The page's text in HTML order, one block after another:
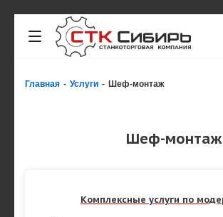
Главная - Услуги - Шеф-монтаж
Шеф-монтаж
Комплексные услуги по